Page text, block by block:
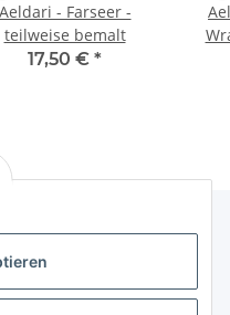
Aeldari - Farseer -
teilweise bemalt
17,50 € *